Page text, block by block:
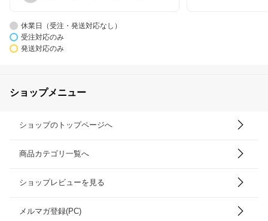
休業日（受注・発送対応なし）
受注対応のみ
発送対応のみ
ショップメニュー
ショップのトップページへ
商品カテゴリ一覧へ
ショップレビューを見る
メルマガ登録(PC)